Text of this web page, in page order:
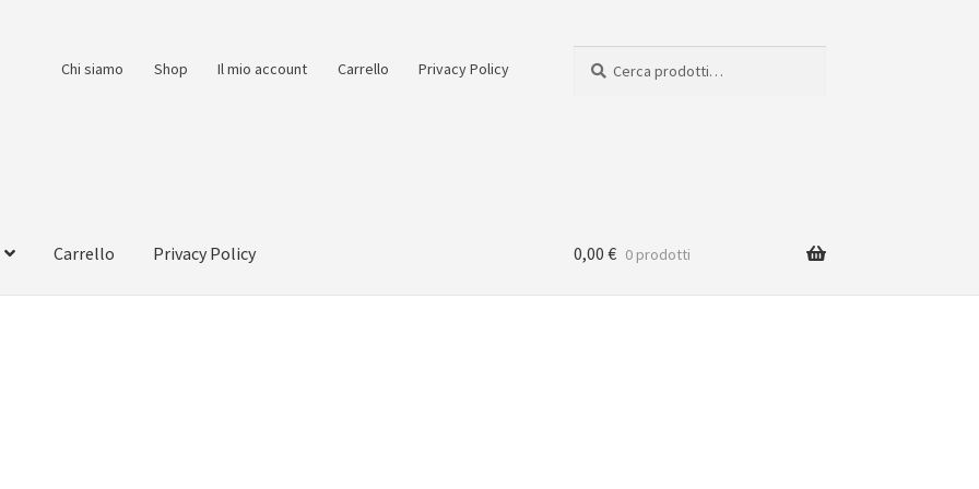
Chi siamo Shop Il mio account Carrello Privacy Policy
Carrello Privacy Policy 0,00 € 0 prodotti